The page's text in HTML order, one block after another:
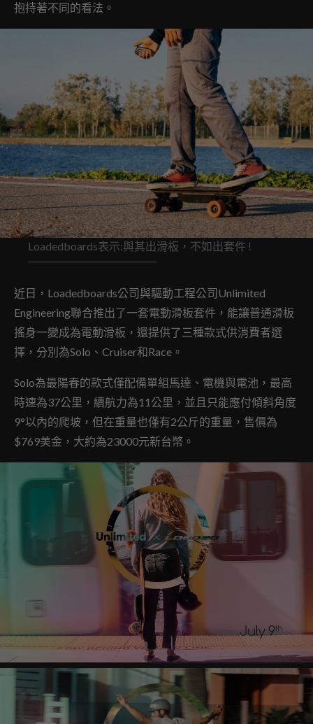
抱持著不同的看法。
Loadedboards表示:與其出滑板，不如出套件 !
近日，Loadedboards公司與驅動工程公司Unlimited
Engineering聯合推出了一套電動滑板套件，能讓普通滑板
搖身一變成為電動滑板，還提供了三種款式供消費者選
擇，分別為Solo、Cruiser和Race。
Solo為最陽春的款式僅配備單組馬達、電機與電池，最高
時速為37公里，續航力為11公里，並且只能應付傾斜角度
9°以內的爬坡，但在重量也僅有2公斤的重量，售價為
$769美金，大約為23000元新台幣。